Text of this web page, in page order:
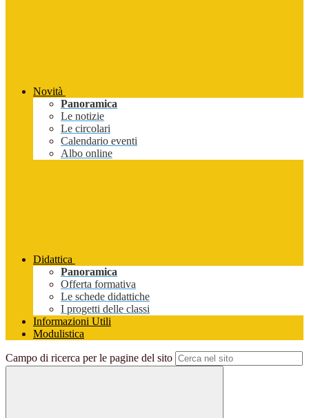
Novità
Panoramica
Le notizie
Le circolari
Calendario eventi
Albo online
Didattica
Panoramica
Offerta formativa
Le schede didattiche
I progetti delle classi
Informazioni Utili
Modulistica
Campo di ricerca per le pagine del sito